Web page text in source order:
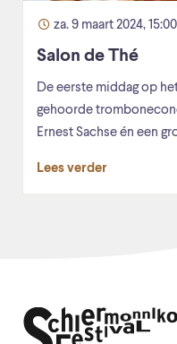
za. 9 maart 2024, 15:00
Salon de Thé
De eerste middag op
gehoorde
Ernest Sachse én een
Lees verder